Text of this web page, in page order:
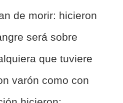
de morir: hicieron
será sobre
que tuviere
varón como con